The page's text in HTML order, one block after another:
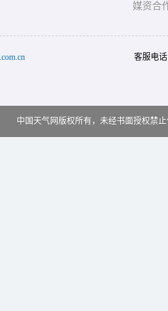
媒资合
客服电
中国天气网版权所有，未经书面授权